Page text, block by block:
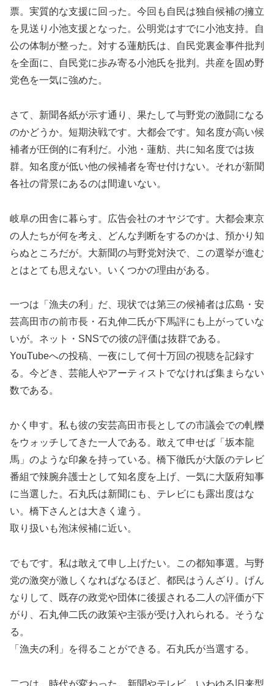
票。実質的な支援に回った。今回も自民は独自候補の擁立
を見送り小池支援となった。公明党はすでに小池支持。自
公の体制が整った。対する蓮舫氏は、自民党裏金事件批判
を全面に、自民党に歩み寄る小池氏を批判。共産を固め野
党色を一気に強めた。
さて、新聞各紙が示す通り、果たして与野党の激闘になる
のかどうか。短期決戦です。大都会です。知名度が高い候
補者が圧倒的に有利だ。小池・蓮舫、共に知名度では抜
群。知名度が低い他の候補者を寄せ付けない。それが新聞
各社の背景にあるのは間違いない。
岐阜の田舎に暮らす。広告会社のオヤジです。大都会東京
の人たちが何を考え、どんな判断をするのかは、預かり知
らぬところだが。大新聞の与野党対決で、この選挙が進む
とはとても思えない。いくつかの理由がある。
一つは「漁夫の利」だ、現状では第三の候補者は広島・安
芸高田市の前市長・石丸伸二氏が下馬評にも上がっていな
いが。ネット・SNSでの彼の評価は抜群である。
YouTubeへの投稿、一夜にして何十万回の視聴を記録す
る。今どき、芸能人やアーティストでなければ集まらない
数である。
かく申す。私も彼の安芸高田市長としての市議会での軋轢
をウォッチしてきた一人である。敢えて申せば「坂本龍
馬」のような印象を持っている。橋下徹氏が大阪のテレビ
番組で辣腕弁護士として知名度を上げ、一気に大阪府知事
に当選した。石丸氏は新聞にも、テレビにも露出度はな
い。橋下さんとは大きく違う。
取り扱いも泡沫候補に近い。
でもです。私は敢えて申し上げたい。この都知事選。与野
党の激突が激しくなればなるほど、都民はうんざり。げん
なりして、既存の政党や団体に後援される二人の評価が下
がり、石丸伸二氏の政策や主張が受け入れられる。そうな
る。
「漁夫の利」を得ることができる。石丸氏が当選する。
二つは、時代が変わった。新聞やテレビ、いわゆる旧来型